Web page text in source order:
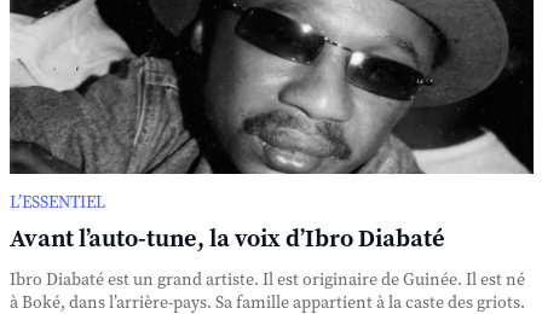
L’ESSENTIEL
Avant l’auto-tune, la voix d’Ibro Diabaté
Ibro Diabaté est un grand artiste. Il est originaire de Guinée. Il est né
à Boké, dans l’arrière-pays. Sa famille appartient à la caste des griots.